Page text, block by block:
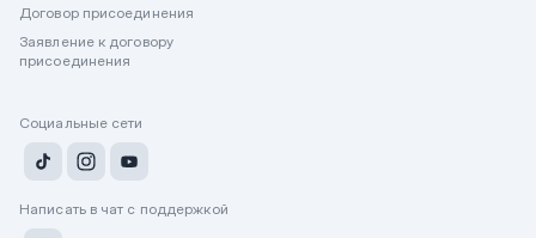
Договор присоединения
Заявление к договору
присоединения
Социальные сети
Написать в чат с поддержкой